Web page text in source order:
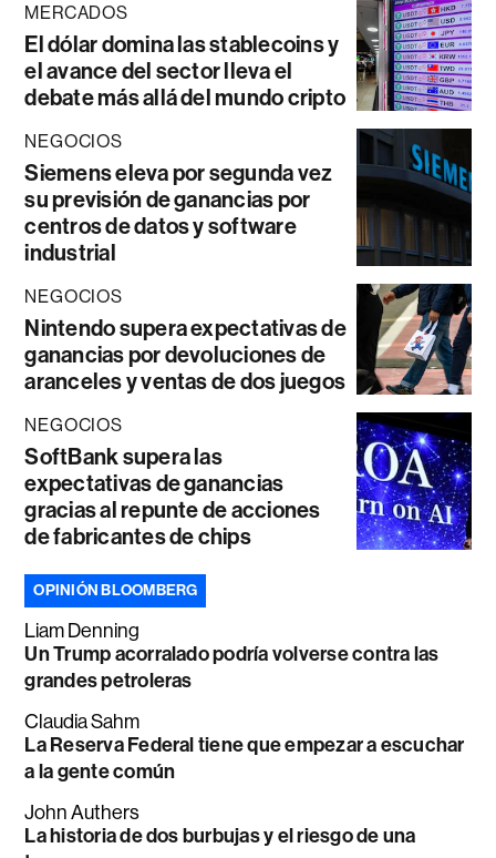
MERCADOS
El dólar domina las stablecoins y
el avance del sector lleva el
debate más allá del mundo cripto
NEGOCIOS
Siemens eleva por segunda vez
su previsión de ganancias por
centros de datos y software
industrial
NEGOCIOS
Nintendo supera expectativas de
ganancias por devoluciones de
aranceles y ventas de dos juegos
NEGOCIOS
SoftBank supera las
expectativas de ganancias
gracias al repunte de acciones
de fabricantes de chips
OPINIÓN BLOOMBERG
Liam Denning
Un Trump acorralado podría volverse contra las
grandes petroleras
Claudia Sahm
La Reserva Federal tiene que empezar a escuchar
a la gente común
John Authers
La historia de dos burbujas y el riesgo de una